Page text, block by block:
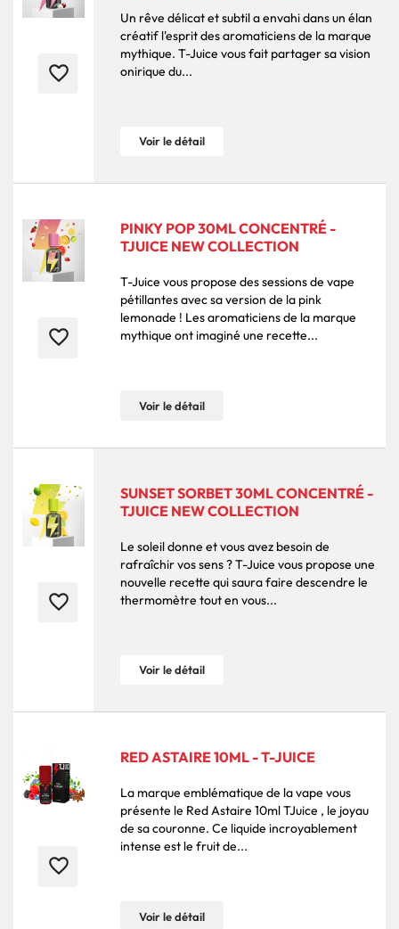
favorite_border
Un rêve délicat et subtil a envahi dans un élan
créatif l'esprit des aromaticiens de la marque
mythique. T-Juice vous fait partager sa vision
onirique du...
Voir le détail
favorite_border
PINKY POP 30ML CONCENTRÉ -
TJUICE NEW COLLECTION
T-Juice vous propose des sessions de vape
pétillantes avec sa version de la pink
lemonade ! Les aromaticiens de la marque
mythique ont imaginé une recette...
Voir le détail
favorite_border
SUNSET SORBET 30ML CONCENTRÉ -
TJUICE NEW COLLECTION
Le soleil donne et vous avez besoin de
rafraîchir vos sens ? T-Juice vous propose une
nouvelle recette qui saura faire descendre le
thermomètre tout en vous...
Voir le détail
favorite_border
RED ASTAIRE 10ML - T-JUICE
La marque emblématique de la vape vous
présente le Red Astaire 10ml TJuice , le joyau
de sa couronne. Ce liquide incroyablement
intense est le fruit de...
Voir le détail